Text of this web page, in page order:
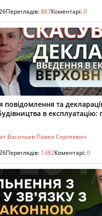
Переглядів:867Коментарі:0
повідомлення та
в експлуатацію:
Васильев Павел Сергеевич
Переглядів: 1382Коментарі:0